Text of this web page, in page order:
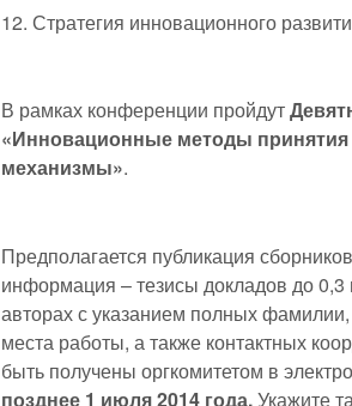
12. Стратегия инновационного
В рамках конференции пройдут
«Инновационные методы
механизмы».
Предполагается публикация
информация – тезисы докладов до
авторах с указанием полных
места работы, а также контактных
быть получены оргкомитетом в
позднее 1 июля 2014 года.Укажите